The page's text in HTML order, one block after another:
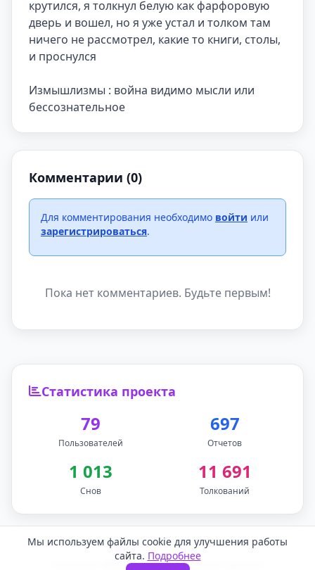
крутился, я толкнул белую как фарфоровую
дверь и вошел, но я уже устал и толком там
ничего не рассмотрел, какие то книги, столы,
и проснулся
Измышлизмы : война видимо мысли или
бессознательное
Комментарии (0)
Для комментирования необходимо войти или
зарегистрироваться.
Пока нет комментариев. Будьте первым!
Статистика проекта
79
Пользователей
697
Отчетов
1 013
Снов
11 691
Толкований
Мы используем файлы cookie для улучшения работы
сайта. Подробнее
Обратная связь
Политика обработки персональных данных